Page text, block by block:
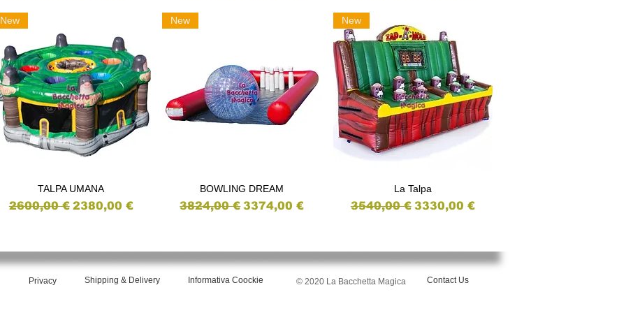
Vista rapida
New
TALPA UMANA
Prezzo regolare
2600,00 € Prezzo scontato
2380,00 €
Vista rapida
New
BOWLING DREAM
Prezzo regolare
3824,00 € Prezzo scontato
3374,00 €
Vista rapida
New
La Talpa
Prezzo regolare
3540,00 € Prezzo scontato
3330,00 €
Privacy Shipping & Delivery Informativa Coockie © 2020 La Bacchetta Magica Contact Us